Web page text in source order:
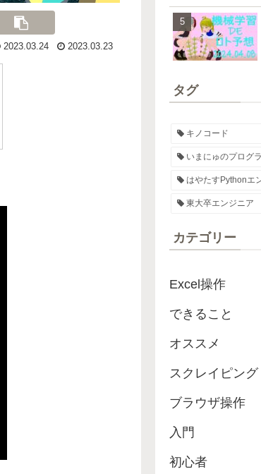
2023.03.24 2023.03.23
タグ
キノコード
いまにゅのプログ
はやたすPythonエ
東大卒エンジニア
カテゴリー
Excel操作
できること
オススメ
スクレイピング
ブラウザ操作
入門
初心者